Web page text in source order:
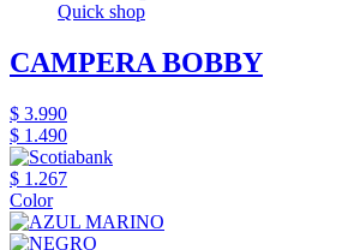
Quick shop
CAMPERA BOBBY
$ 3.990
$ 1.490
$ 1.267
Color